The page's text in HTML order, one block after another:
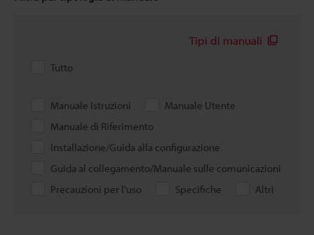
Tipi di manuali
Tutto
Manuale Istruzioni
Manuale Utente
Manuale di Riferimento
Installazione/Guida alla configurazione
Guida al collegamento/Manuale sulle comunicazioni
Precauzioni per l'uso
Specifiche Altri